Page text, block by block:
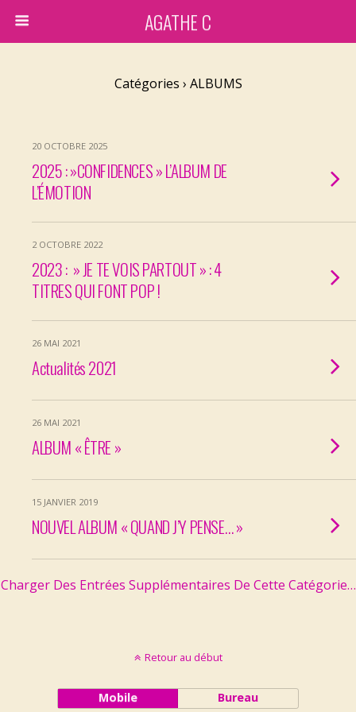
AGATHE C
Catégories › ALBUMS
20 OCTOBRE 2025
2025 : »CONFIDENCES » L’ALBUM DE
L’ÉMOTION
2 OCTOBRE 2022
2023 : » JE TE VOIS PARTOUT » : 4
TITRES QUI FONT POP !
26 MAI 2021
Actualités 2021
26 MAI 2021
ALBUM « ÊTRE »
15 JANVIER 2019
NOUVEL ALBUM « QUAND J’Y PENSE… »
Charger Des Entrées Supplémentaires De Cette Catégorie…
Retour au début
Mobile Bureau